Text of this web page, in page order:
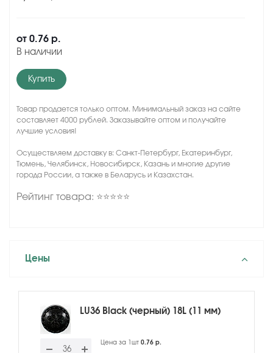
от 0.76 р.
В наличии
Купить
Товар продается только оптом. Минимальный заказ на сайте
составляет 4000 рублей. Заказывайте оптом и получайте
лучшие условия!
Осуществляем доставку в: Санкт-Петербург, Екатеринбург,
Тюмень, Челябинск, Новосибирск, Казань и многие другие
города России, а также в Беларусь и Казахстан.
Рейтинг товара: ⭐⭐⭐⭐⭐
Цены
LU36 Black (черный) 18L (11 мм)
Цена за 1шт 0.76 р.